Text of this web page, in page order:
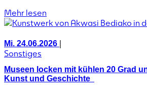
Mehr lesen
Mi. 24.06.2026 |
Sonstiges
Museen locken mit kühlen 20 Grad
Kunst und Geschichte